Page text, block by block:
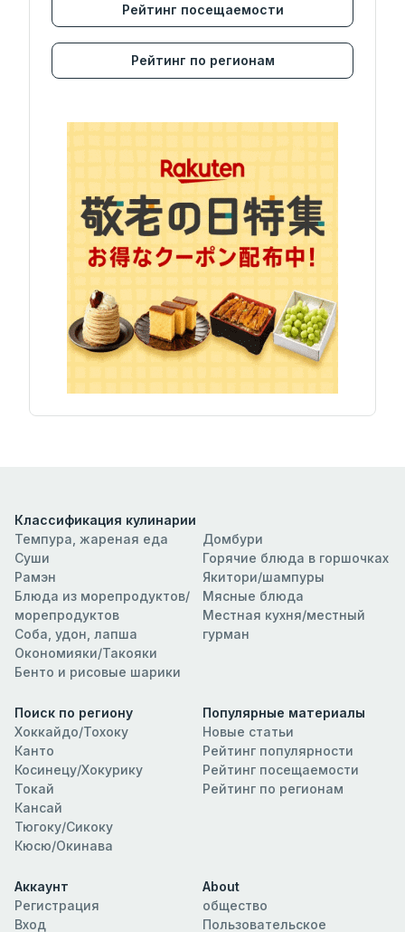
Рейтинг посещаемости
Рейтинг по регионам
Классификация кулинарии
Темпура, жареная еда
Суши
Рамэн
Блюда из морепродуктов/
морепродуктов
Соба, удон, лапша
Окономияки/Такояки
Бенто и рисовые шарики
Домбури
Горячие блюда в горшочках
Якитори/шампуры
Мясные блюда
Местная кухня/местный
гурман
Поиск по региону
Хоккайдо/Тохоку
Канто
Косинецу/Хокурику
Токай
Кансай
Тюгоку/Сикоку
Кюсю/Окинава
Популярные материалы
Новые статьи
Рейтинг популярности
Рейтинг посещаемости
Рейтинг по регионам
Аккаунт
Регистрация
Вход
About
общество
Пользовательское